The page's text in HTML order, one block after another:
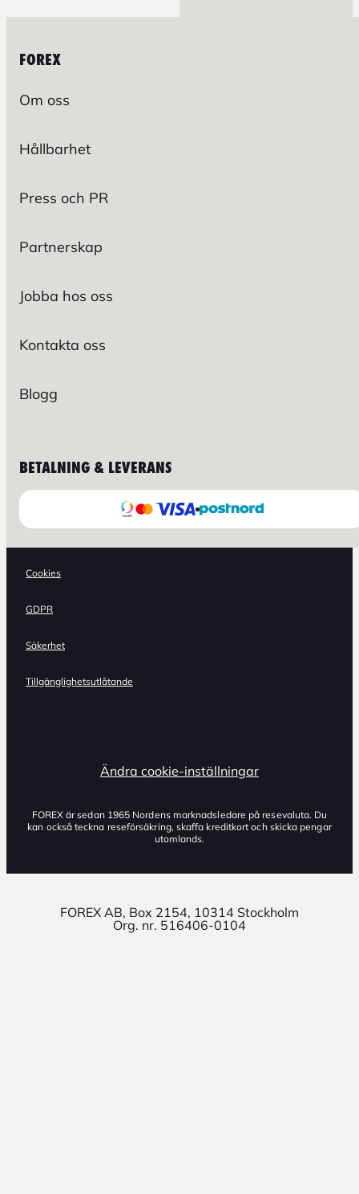
FOREX
Om oss
Hållbarhet
Press och PR
Partnerskap
Jobba hos oss
Kontakta oss
Blogg
BETALNING & LEVERANS
Cookies
GDPR
Säkerhet
Tillgänglighetsutlåtande
Ändra cookie-inställningar
FOREX är sedan 1965 Nordens marknadsledare på resevaluta. Du
kan också teckna reseförsäkring, skaffa kreditkort och skicka pengar
utomlands.
FOREX AB, Box 2154, 10314 Stockholm
Org. nr. 516406-0104